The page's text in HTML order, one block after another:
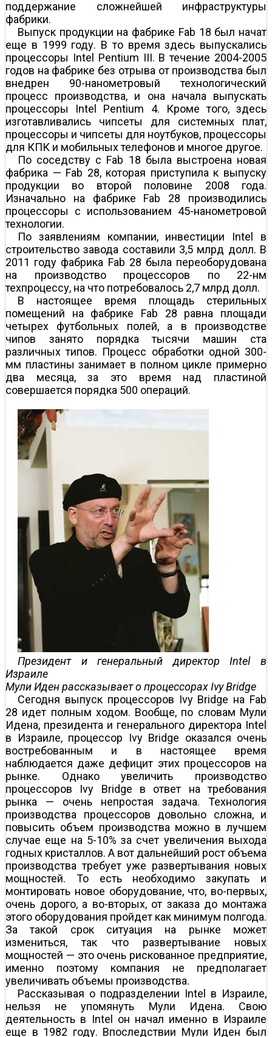
поддержание сложнейшей инфраструктуры
фабрики.
Выпуск продукции на фабрике Fab 18 был начат
еще в 1999 году. В то время здесь выпускались
процессоры Intel Pentium III. В течение 2004-2005
годов на фабрике без отрыва от производства был
внедрен 90-нанометровый технологический
процесс производства, и она начала выпускать
процессоры Intel Pentium 4. Кроме того, здесь
изготавливались чипсеты для системных плат,
процессоры и чипсеты для ноутбуков, процессоры
для КПК и мобильных телефонов и многое другое.
По соседству с Fab 18 была выстроена новая
фабрика — Fab 28, которая приступила к выпуску
продукции во второй половине 2008 года.
Изначально на фабрике Fab 28 производились
процессоры с использованием 45-нанометровой
технологии.
По заявлениям компании, инвестиции Intel в
строительство завода составили 3,5 млрд долл. В
2011 году фабрика Fab 28 была переоборудована
на производство процессоров по 22-нм
техпроцессу, на что потребовалось 2,7 млрд долл.
В настоящее время площадь стерильных
помещений на фабрике Fab 28 равна площади
четырех футбольных полей, а в производстве
чипов занято порядка тысячи машин ста
различных типов. Процесс обработки одной 300-
мм пластины занимает в полном цикле примерно
два месяца, за это время над пластиной
совершается порядка 500 операций.
Президент и генеральный директор Intel в
Израиле
Мули Иден рассказывает о процессорах Ivy Bridge
Сегодня выпуск процессоров Ivy Bridge на Fab
28 идет полным ходом. Вообще, по словам Мули
Идена, президента и генерального директора Intel
в Израиле, процессор Ivy Bridge оказался очень
востребованным и в настоящее время
наблюдается даже дефицит этих процессоров на
рынке. Однако увеличить производство
процессоров Ivy Bridge в ответ на требования
рынка — очень непростая задача. Технология
производства процессоров довольно сложна, и
повысить объем производства можно в лучшем
случае еще на 5-10% за счет увеличения выхода
годных кристаллов. А вот дальнейший рост объема
производства требует уже развертывания новых
мощностей. То есть необходимо закупать и
монтировать новое оборудование, что, во-первых,
очень дорого, а во-вторых, от заказа до монтажа
этого оборудования пройдет как минимум полгода.
За такой срок ситуация на рынке может
измениться, так что развертывание новых
мощностей — это очень рискованное предприятие,
именно поэтому компания не предполагает
увеличивать объемы производства.
Рассказывая о подразделении Intel в Израиле,
нельзя не упомянуть Мули Идена. Свою
деятельность в Intel он начал именно в Израиле
еще в 1982 году. Впоследствии Мули Иден был